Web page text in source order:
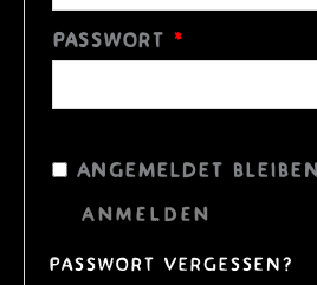
Passwort *
Angemeldet bleiben
ANMELDEN
Passwort vergessen?